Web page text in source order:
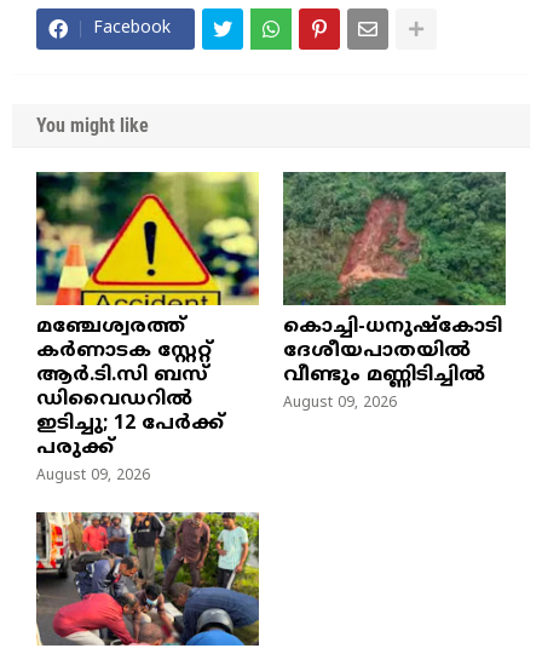
Facebook
You might like
മഞ്ചേശ്വരത്ത്
കര്‍ണാടക സ്റ്റേറ്റ്
ആര്‍.ടി.സി ബസ്
ഡിവൈഡറില്‍
ഇടിച്ചു; 12 പേര്‍ക്ക്
പരുക്ക്
August 09, 2026
കൊച്ചി-ധനുഷ്കോടി
ദേശീയപാതയിൽ
വീണ്ടും മണ്ണിടിച്ചിൽ
August 09, 2026